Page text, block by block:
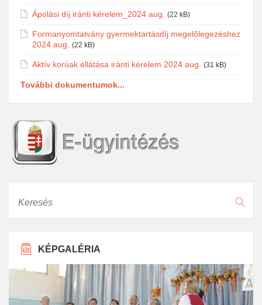
Ápolási díj iránti kérelem_2024 aug. (22 kB)
Formanyomtatvány gyermektartásdíj megelőlegezéshez
2024 aug.
(22 kB)
Aktív korúak ellátása iránti kérelem 2024 aug. (31 kB)
További dokumentumok...
KÉPGALÉRIA